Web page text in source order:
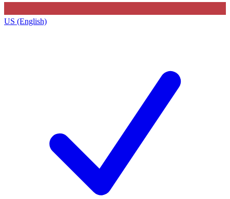
US (English)